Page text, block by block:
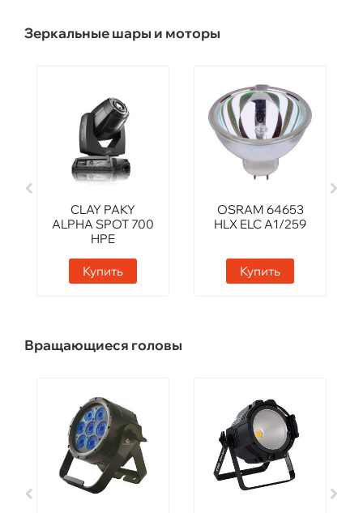
Зеркальные шары и моторы
CLAY PAKY
ALPHA SPOT 700
HPE
Купить
OSRAM 64653
HLX ELC A1/259
Купить
Вращающиеся головы